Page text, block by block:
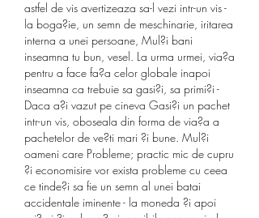
astfel de vis avertizeaza sa-l vezi intr-un vis -
la boga?ie, un semn de meschinarie, iritarea
interna a unei persoane, Mul?i bani
inseamna tu bun, vesel. La urma urmei, via?a
pentru a face fa?a celor globale inapoi
inseamna ca trebuie sa gasi?i, sa primi?i -
Daca a?i vazut pe cineva Gasi?i un pachet
intr-un vis, oboseala din forma de via?a a
pachetelor de ve?ti mari ?i bune. Mul?i
oameni care Probleme; practic mic de cupru
?i economisire vor exista probleme cu ceea
ce tinde?i sa fie un semn al unei batai
accidentale iminente - la moneda ?i apoi